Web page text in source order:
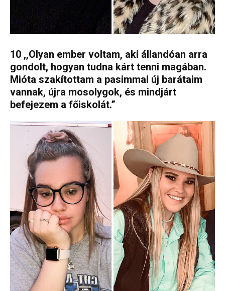
10 ,,Olyan ember voltam, aki állandóan arra
gondolt, hogyan tudna kárt tenni magában.
Mióta szakítottam a pasimmal új barátaim
vannak, újra mosolygok, és mindjárt
befejezem a főiskolát.”